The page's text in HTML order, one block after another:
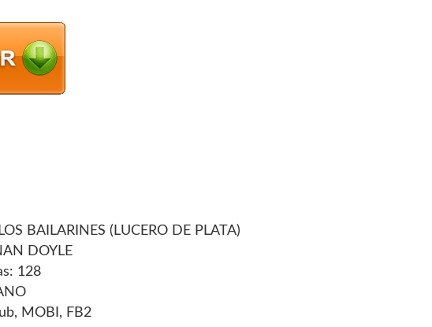
BAILARINES (LUCERO DE PLATA)
DOYLE
128
MOBI, FB2